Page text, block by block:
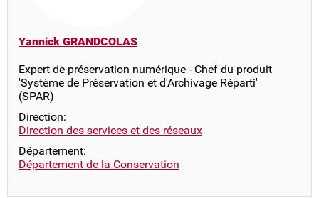
Yannick GRANDCOLAS
Expert de préservation numérique - Chef du produit
'Système de Préservation et d'Archivage Réparti'
(SPAR)
Direction:
Direction des services et des réseaux
Département:
Département de la Conservation